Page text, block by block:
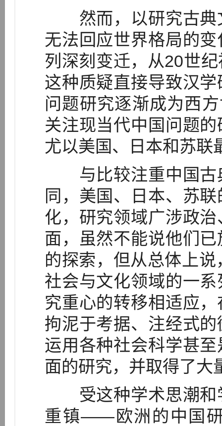
然而，以研究古典
无法回应世界格局的
列深刻变迁，从20世
这种质疑直接导致汉
问题研究逐渐成为西
关注现当代中国问题
尤以美国、日本和苏联
与比较注重中国古
同，美国、日本、苏
化，研究领域广涉政
面，虽然不能说他们
的探索，但从总体上
社会与文化领域的一
究重心的转移相适应
拘泥于考据、注经式
运用各种社会科学甚
面的研究，并取得了大
受这种学术思潮和
重镇——欧洲的中国